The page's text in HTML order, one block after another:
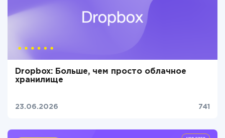
Dropbox: Больше, чем просто облачное
хранилище
23.06.2026 741